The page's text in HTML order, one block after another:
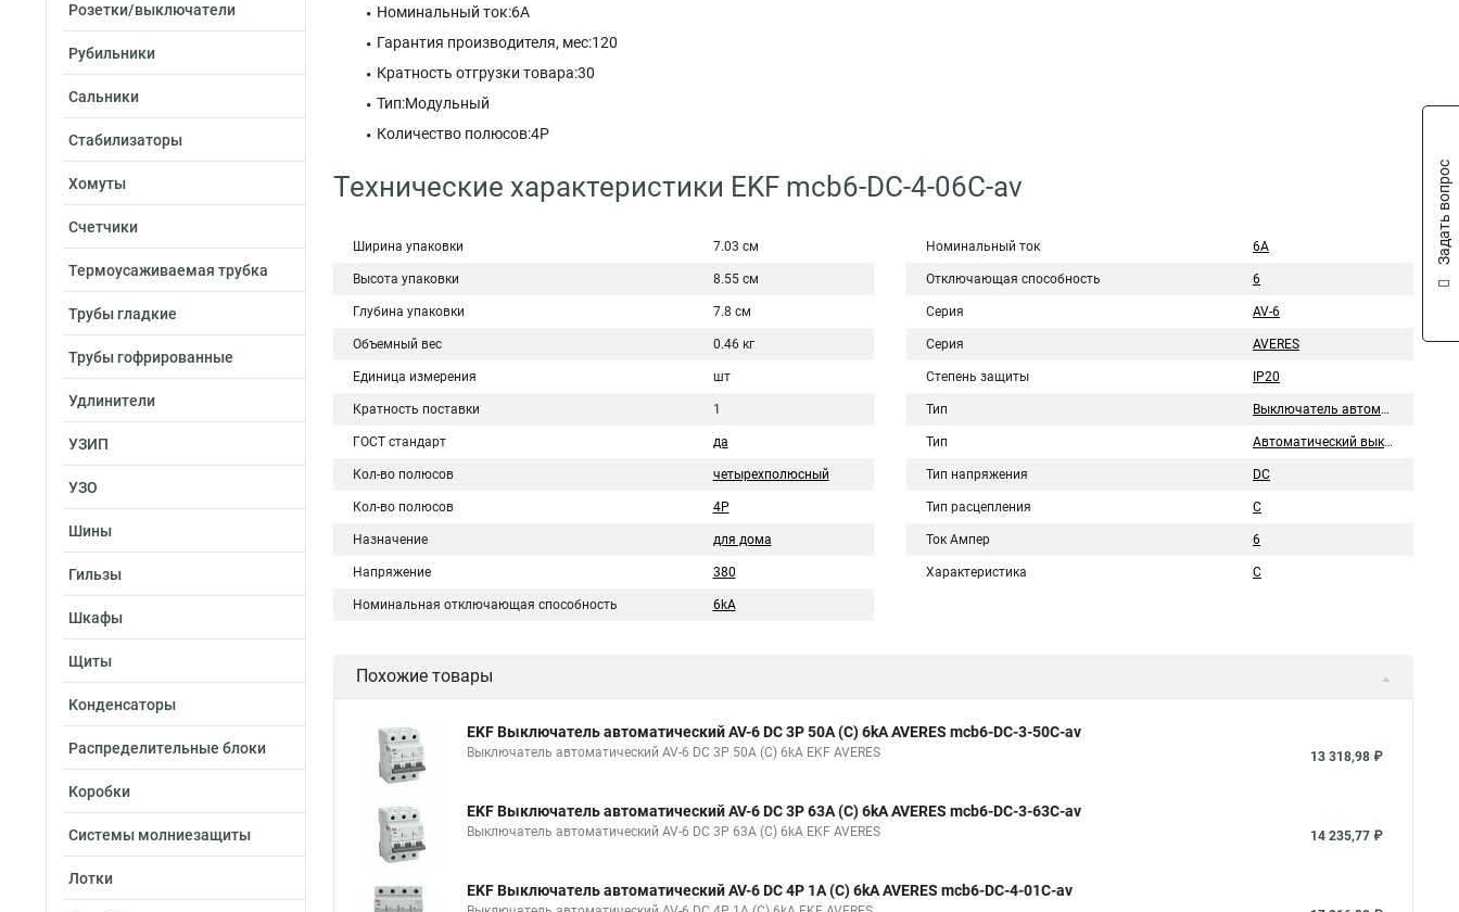
Розетки/выключатели
Рубильники
Сальники
Стабилизаторы
Хомуты
Счетчики
Термоусаживаемая трубка
Трубы гладкие
Трубы гофрированные
Удлинители
УЗИП
УЗО
Шины
Гильзы
Шкафы
Щиты
Конденсаторы
Распределительные блоки
Коробки
Системы молниезащиты
Лотки
Номинальный ток:6A
Гарантия производителя, мес:120
Кратность отгрузки товара:30
Тип:Модульный
Количество полюсов:4P
Технические характеристики EKF mcb6-DC-4-06C-av
Ширина упаковки 7.03 см
Высота упаковки 8.55 см
Глубина упаковки 7.8 см
Объемный вес 0.46 кг
Единица измерения шт
Кратность поставки 1
ГОСТ стандарт да
Кол-во полюсов четырехполюсный
Кол-во полюсов 4P
Назначение для дома
Напряжение 380
Номинальная отключающая способность 6kA
Номинальный ток 6А
Отключающая способность 6
Серия AV-6
Серия AVERES
Степень защиты IP20
Тип Выключатель автоматический
Тип Автоматический выключатель
Тип напряжения DC
Тип расцепления C
Ток Ампер 6
Характеристика C
Похожие товары
EKF Выключатель автоматический AV-6 DC 3P 50A (C) 6kA AVERES mcb6-DC-3-50C-av
Выключатель автоматический AV-6 DC 3P 50A (C) 6kA EKF AVERES 13 318,98 ₽
EKF Выключатель автоматический AV-6 DC 3P 63A (C) 6kA AVERES mcb6-DC-3-63C-av
Выключатель автоматический AV-6 DC 3P 63A (C) 6kA EKF AVERES 14 235,77 ₽
EKF Выключатель автоматический AV-6 DC 4P 1A (C) 6kA AVERES mcb6-DC-4-01C-av
Задать вопрос